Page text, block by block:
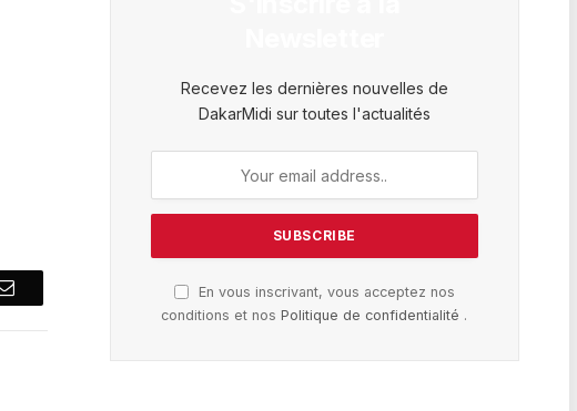
Email
Recevez les dernières nouvelles de
DakarMidi sur toutes l'actualités
En vous inscrivant, vous acceptez nos
conditions et nosPolitique de confidentialité .